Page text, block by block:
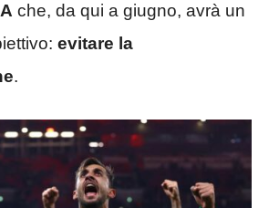
che, da qui a giugno, avrà un
evitare la
.